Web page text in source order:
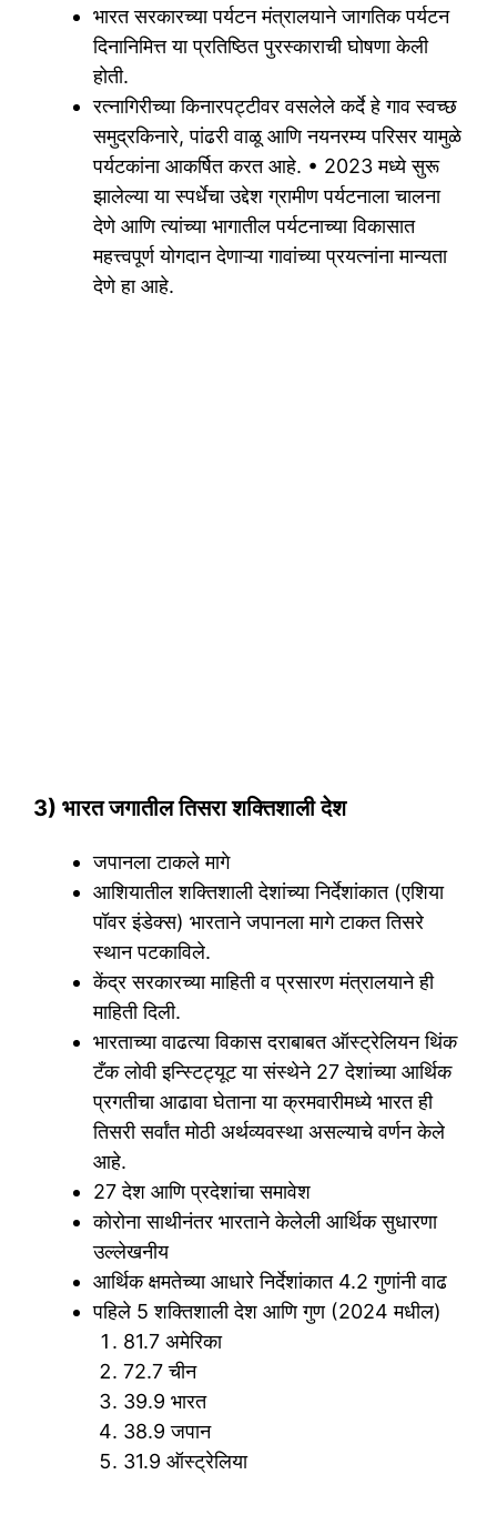
भारत सरकारच्या पर्यटन मंत्रालयाने जागतिक पर्यटन
दिनानिमित्त या प्रतिष्ठित पुरस्काराची घोषणा केली
होती.
रत्नागिरीच्या किनारपट्टीवर वसलेले कर्दे हे गाव स्वच्छ
समुद्रकिनारे, पांढरी वाळू आणि नयनरम्य परिसर यामुळे
पर्यटकांना आकर्षित करत आहे. • 2023 मध्ये सुरू
झालेल्या या स्पर्धेचा उद्देश ग्रामीण पर्यटनाला चालना
देणे आणि त्यांच्या भागातील पर्यटनाच्या विकासात
महत्त्वपूर्ण योगदान देणाऱ्या गावांच्या प्रयत्नांना मान्यता
देणे हा आहे.
3) भारत जगातील तिसरा शक्तिशाली देश
जपानला टाकले मागे
आशियातील शक्तिशाली देशांच्या निर्देशांकात (एशिया
पॉवर इंडेक्स) भारताने जपानला मागे टाकत तिसरे
स्थान पटकाविले.
केंद्र सरकारच्या माहिती व प्रसारण मंत्रालयाने ही
माहिती दिली.
भारताच्या वाढत्या विकास दराबाबत ऑस्ट्रेलियन थिंक
टँक लोवी इन्स्टिट्यूट या संस्थेने 27 देशांच्या आर्थिक
प्रगतीचा आढावा घेताना या क्रमवारीमध्ये भारत ही
तिसरी सर्वांत मोठी अर्थव्यवस्था असल्याचे वर्णन केले
आहे.
27 देश आणि प्रदेशांचा समावेश
कोरोना साथीनंतर भारताने केलेली आर्थिक सुधारणा
उल्लेखनीय
आर्थिक क्षमतेच्या आधारे निर्देशांकात 4.2 गुणांनी वाढ
पहिले 5 शक्तिशाली देश आणि गुण (2024 मधील)
81.7 अमेरिका
72.7 चीन
39.9 भारत
38.9 जपान
31.9 ऑस्ट्रेलिया